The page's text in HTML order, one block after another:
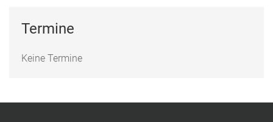
Termine
Keine Termine